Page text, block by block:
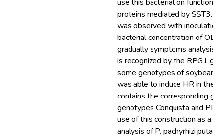
use this bacterial on
proteins mediated by SST3.
was observed with
bacterial concentration of
gradually symptoms
is recognized by the RPG1
some genotypes of
was able to induce HR in
contains the corresponding
genotypes Conquista and
use of this construction as a
analysis of P. pachyrhizi